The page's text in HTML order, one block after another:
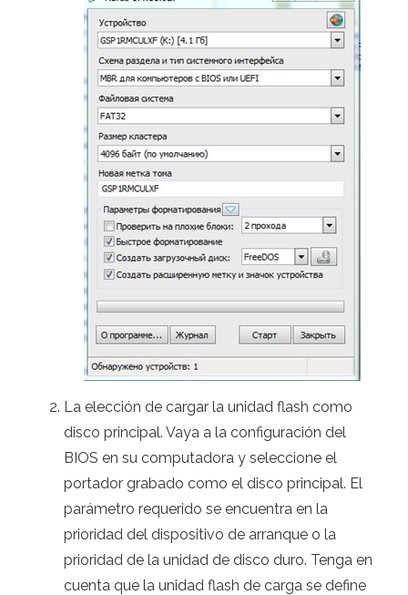
La elección de cargar la unidad flash como
disco principal. Vaya a la configuración del
BIOS en su computadora y seleccione el
portador grabado como el disco principal. El
parámetro requerido se encuentra en la
prioridad del dispositivo de arranque o la
prioridad de la unidad de disco duro. Tenga en
cuenta que la unidad flash de carga se define